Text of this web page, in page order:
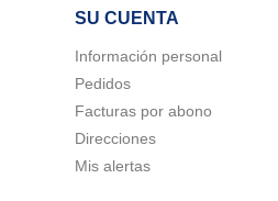
SU CUENTA
Información personal
Pedidos
Facturas por abono
Direcciones
Mis alertas